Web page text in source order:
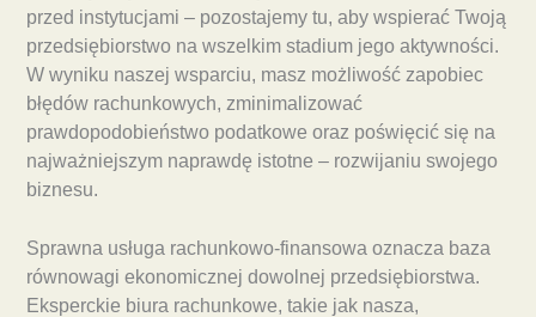
przed instytucjami – pozostajemy tu, aby wspierać Twoją
przedsiębiorstwo na wszelkim stadium jego aktywności.
W wyniku naszej wsparciu, masz możliwość zapobiec
błędów rachunkowych, zminimalizować
prawdopodobieństwo podatkowe oraz poświęcić się na
najważniejszym naprawdę istotne – rozwijaniu swojego
biznesu.
Sprawna usługa rachunkowo-finansowa oznacza baza
równowagi ekonomicznej dowolnej przedsiębiorstwa.
Eksperckie biura rachunkowe, takie jak nasza,